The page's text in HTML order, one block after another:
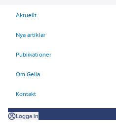
Aktuellt
Nya artiklar
Publikationer
Om Gelia
Kontakt
Logga in